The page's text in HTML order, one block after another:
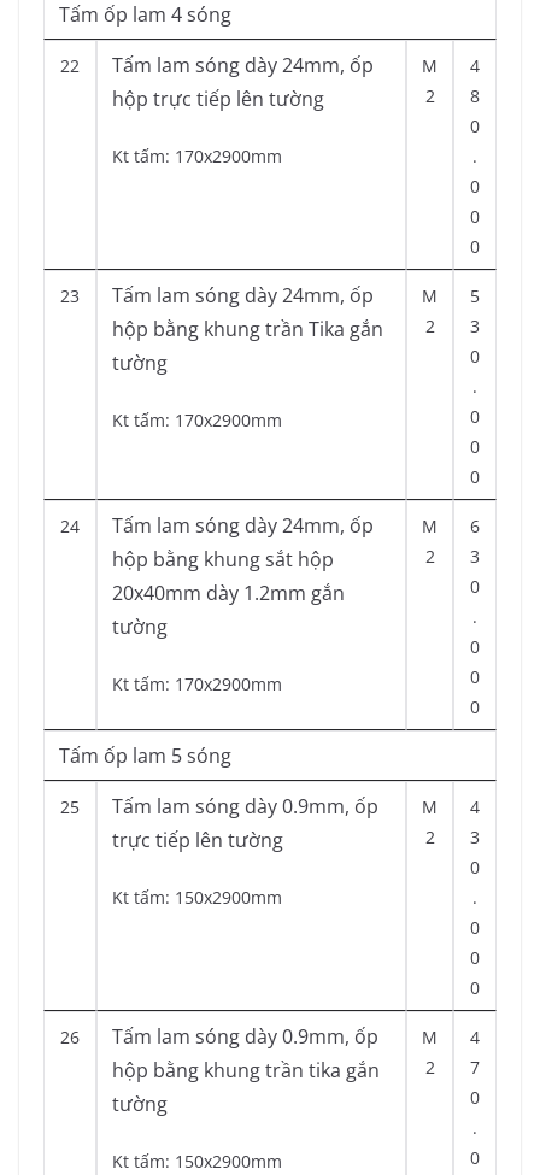
Tấm ốp lam 4 sóng
22
Tấm lam sóng dày 24mm, ốp
hộp trực tiếp lên tường
Kt tấm: 170x2900mm
M
2
4
8
0
.
0
0
0
23
Tấm lam sóng dày 24mm, ốp
hộp bằng khung trần Tika gắn
tường
Kt tấm: 170x2900mm
M
2
5
3
0
.
0
0
0
24
Tấm lam sóng dày 24mm, ốp
hộp bằng khung sắt hộp
20x40mm dày 1.2mm gắn
tường
Kt tấm: 170x2900mm
M
2
6
3
0
.
0
0
0
Tấm ốp lam 5 sóng
25
Tấm lam sóng dày 0.9mm, ốp
trực tiếp lên tường
Kt tấm: 150x2900mm
M
2
4
3
0
.
0
0
0
26
Tấm lam sóng dày 0.9mm, ốp
hộp bằng khung trần tika gắn
tường
Kt tấm: 150x2900mm
M
2
4
7
0
.
0